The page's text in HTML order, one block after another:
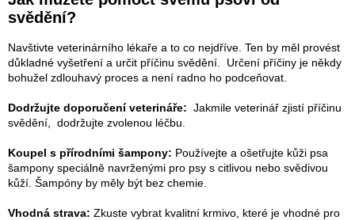
svědění?
Navštivte veterinárního lékaře a to co nejdříve. Ten by měl provést
důkladné vyšetření a určit příčinu svědění. Určení příčiny je někdy
bohužel zdlouhavý proces a není radno ho podceňovat.
Dodržujte doporučení veterináře: Jakmile veterinář zjistí příčinu
svědění, dodržujte zvolenou léčbu.
Koupel s přírodními šampony: Používejte a ošetřujte kůži psa
šampony speciálně navrženými pro psy s citlivou nebo svědivou
kůží. Šampóny by měly být bez chemie.
Vhodná strava: Zkuste vybrat kvalitní krmivo, které je vhodné pro